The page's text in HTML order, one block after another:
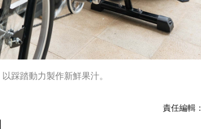
踩踏動力製作新鮮果汁。
責任編輯：